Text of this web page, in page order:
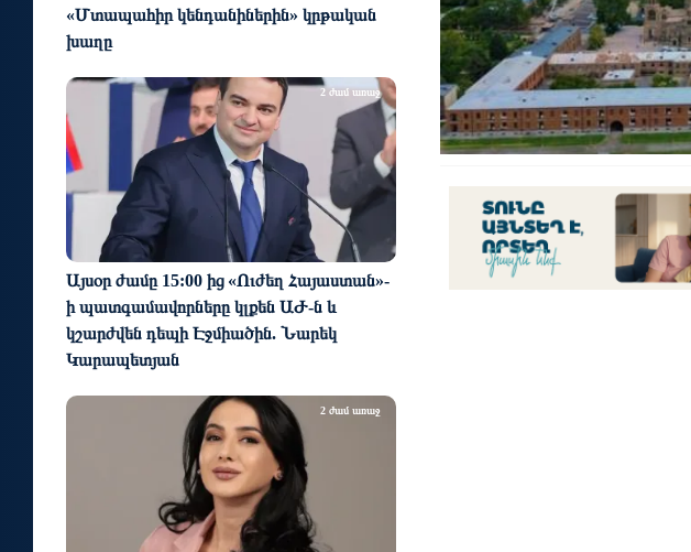
«Մտապահիր կենդանիներին» կրթական
խաղը
Այսօր ժամը 15:00 ից «Ուժեղ Հայաստան»-
ի պատգամավորները կլքեն ԱԺ-ն և
կշարժվեն դեպի Էջմիածին. Նարեկ
Կարապետյան
2 ժամ առաջ
2 ժամ առաջ